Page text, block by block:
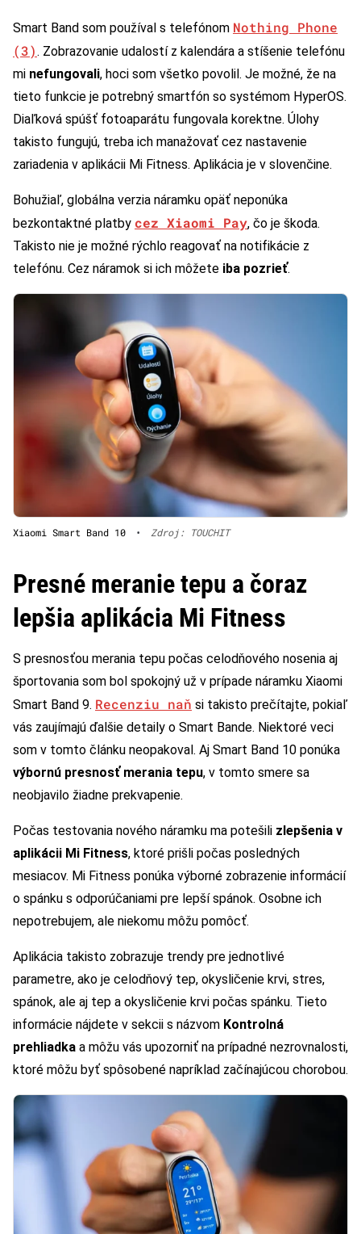
Smart Band som používal s telefónom Nothing Phone
(3) . Zobrazovanie udalostí z kalendára a stíšenie telefónu
mi nefungovali, hoci som všetko povolil. Je možné, že na
tieto funkcie je potrebný smartfón so systémom HyperOS.
Diaľková spúšť fotoaparátu fungovala korektne. Úlohy
takisto fungujú, treba ich manažovať cez nastavenie
zariadenia v aplikácii Mi Fitness. Aplikácia je v slovenčine.
Bohužiaľ, globálna verzia náramku opäť neponúka
bezkontaktné platby cez Xiaomi Pay, čo je škoda.
Takisto nie je možné rýchlo reagovať na notifikácie z
telefónu. Cez náramok si ich môžete iba pozrieť.
Xiaomi Smart Band 10 • Zdroj: TOUCHIT
Presné meranie tepu a čoraz
lepšia aplikácia Mi Fitness
S presnosťou merania tepu počas celodňového nosenia aj
športovania som bol spokojný už v prípade náramku Xiaomi
Smart Band 9. Recenziu naň si takisto prečítajte, pokiaľ
vás zaujímajú ďalšie detaily o Smart Bande. Niektoré veci
som v tomto článku neopakoval. Aj Smart Band 10 ponúka
výbornú presnosť merania tepu, v tomto smere sa
neobjavilo žiadne prekvapenie.
Počas testovania nového náramku ma potešili zlepšenia v
aplikácii Mi Fitness, ktoré prišli počas posledných
mesiacov. Mi Fitness ponúka výborné zobrazenie informácií
o spánku s odporúčaniami pre lepší spánok. Osobne ich
nepotrebujem, ale niekomu môžu pomôcť.
Aplikácia takisto zobrazuje trendy pre jednotlivé
parametre, ako je celodňový tep, okysličenie krvi, stres,
spánok, ale aj tep a okysličenie krvi počas spánku. Tieto
informácie nájdete v sekcii s názvom Kontrolná
prehliadka a môžu vás upozorniť na prípadné nezrovnalosti,
ktoré môžu byť spôsobené napríklad začínajúcou chorobou.